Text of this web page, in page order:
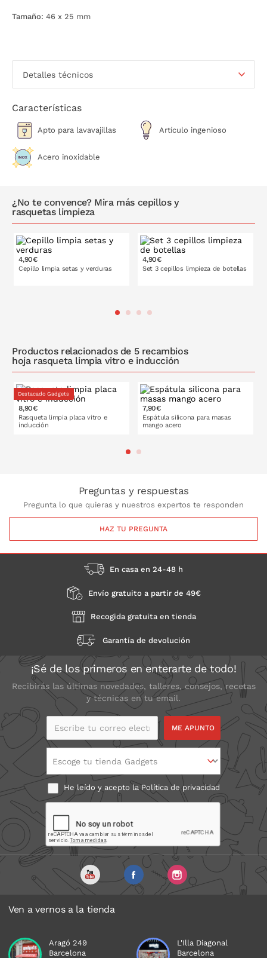
Tamaño: 46 x 25 mm
Detalles técnicos
Características
Apto para lavavajillas Artículo ingenioso
Acero inoxidable
¿No te convence? Mira más cepillos y
rasquetas limpieza
4,90€
Cepillo limpia setas y verduras
4,90€
Set 3 cepillos limpieza de botellas
Productos relacionados de 5 recambios
hoja rasqueta limpia vitro e inducción
Destacado Gadgets
8,90€
Rasqueta limpia placa vitro e
inducción
7,90€
Espátula silicona para masas
mango acero
Preguntas y respuestas
Pregunta lo que quieras y nuestros expertos te responden
HAZ TU PREGUNTA
En casa en 24-48 h
Envío gratuito a partir de 49€
Recogida gratuita en tienda
Garantía de devolución
¡Sé de los primeros en enterarte de todo!
Recibirás las últimas novedades, talleres, consejos, recetas
y técnicas en tu email.
Escribe tu correo
Escoge tu tienda Gadgets
He leído y acepto laPolítica de privacidad
Ven a vernos a la tienda
Aragó 249
Barcelona
L'Illa Diagonal
Barcelona